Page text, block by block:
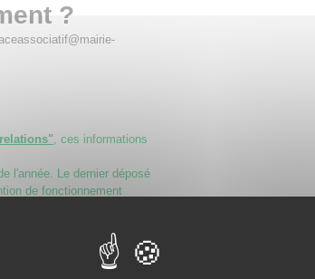
?
, ces informations
l'année. Le dernier déposé
de fonctionnement
un avantage en
territoriales,
républicain